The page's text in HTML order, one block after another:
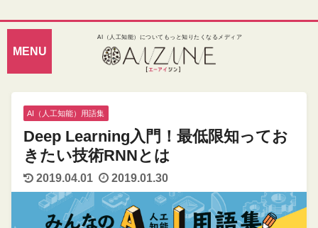
AI（人工知能）についてもっと知りたくなるメディア
AI（人工知能）用語集
Deep Learning入門！最低限知ってお
きたい技術RNNとは
2019.04.01 2019.01.30